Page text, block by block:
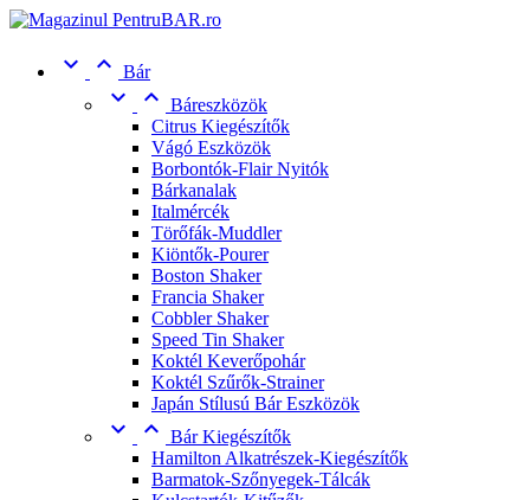
  Bár
  Báreszközök
Citrus Kiegészítők
Vágó Eszközök
Borbontók-Flair Nyitók
Bárkanalak
Italmércék
Törőfák-Muddler
Kiöntők-Pourer
Boston Shaker
Francia Shaker
Cobbler Shaker
Speed Tin Shaker
Koktél Keverőpohár
Koktél Szűrők-Strainer
Japán Stílusú Bár Eszközök
  Bár Kiegészítők
Hamilton Alkatrészek-Kiegészítők
Barmatok-Szőnyegek-Tálcák